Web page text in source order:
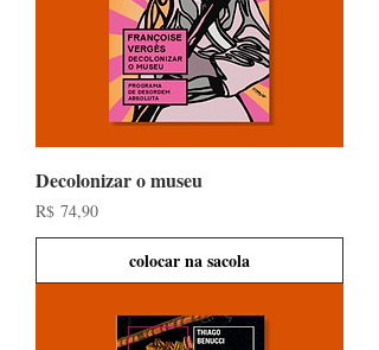
Decolonizar o museu
Preço
R$ 74,90
colocar na sacola